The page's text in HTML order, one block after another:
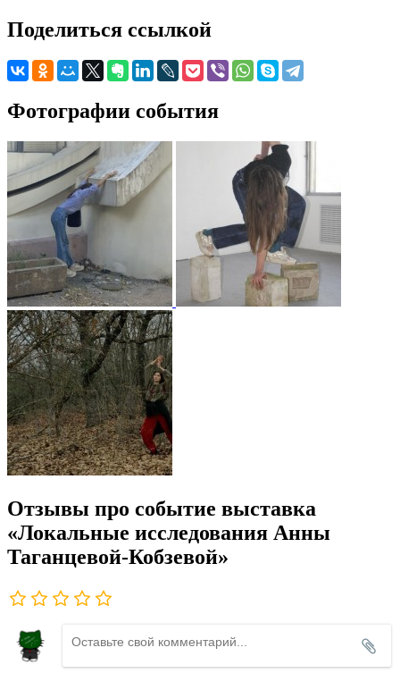
Поделиться ссылкой
Фотографии события
Отзывы про событие выставка
«Локальные исследования Анны
Таганцевой-Кобзевой»